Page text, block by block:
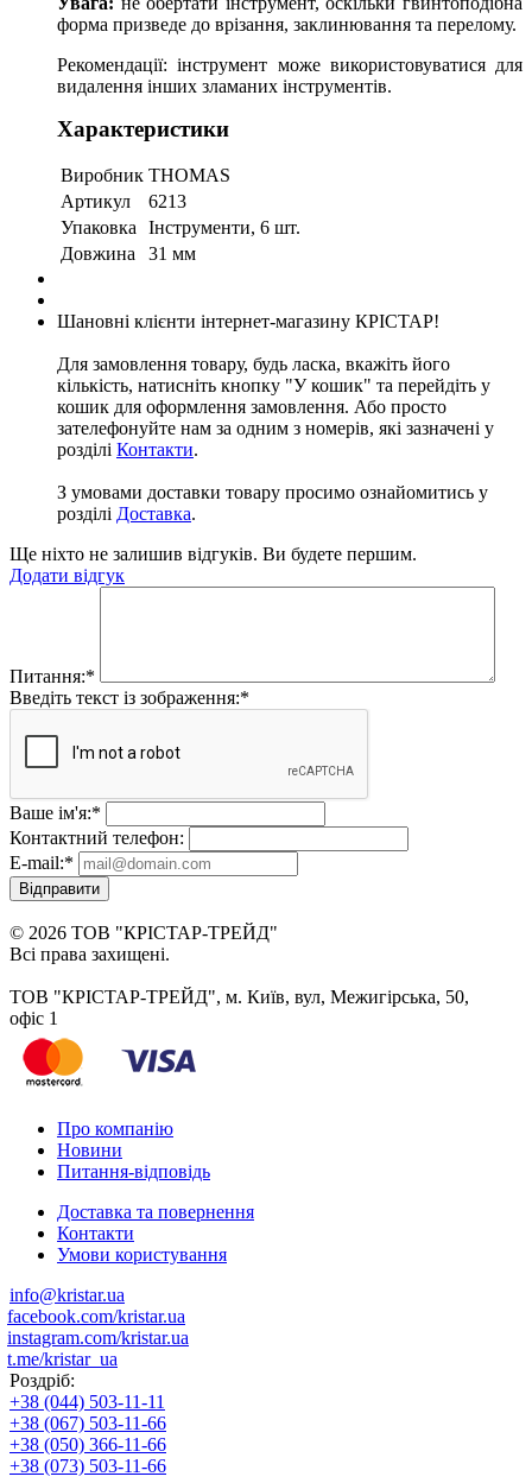
форма призведе до врізання, заклинювання та перелому.
Рекомендації: інструмент може використовуватися для
видалення інших зламаних інструментів.
Характеристики
Виробник THOMAS
Артикул
6213
Упаковка
Інструменти, 6 шт.
Довжина
31 мм
Шановні клієнти інтернет-магазину КРІСТАР!
Для замовлення товару, будь ласка, вкажіть його
кількість, натисніть кнопку "У кошик" та перейдіть у
кошик для оформлення замовлення. Або просто
зателефонуйте нам за одним з номерів, які зазначені у
розділі Контакти.
З умовами доставки товару просимо ознайомитись у
розділі Доставка.
Ще ніхто не залишив відгуків. Ви будете першим.
Додати відгук
Питання:*
Введіть текст із зображення:*
Ваше ім'я:*
Контактний телефон:
E-mail:*
Відправити
© 2026 ТОВ "КРІСТАР-ТРЕЙД"
Всі права захищені.
ТОВ "КРІСТАР-ТРЕЙД", м. Київ, вул, Межигірська, 50,
офіс 1
Про компанію
Новини
Питання-відповідь
Доставка та повернення
Контакти
Умови користування
info@kristar.ua
facebook.com/kristar.ua
instagram.com/kristar.ua
t.me/kristar_ua
Роздріб:
+38 (044) 503-11-11
+38 (067) 503-11-66
+38 (050) 366-11-66
+38 (073) 503-11-66